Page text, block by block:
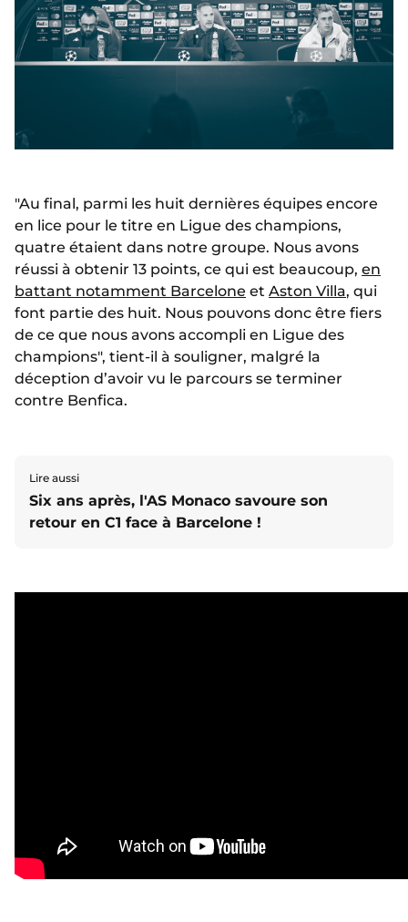
"Au final, parmi les huit dernières équipes encore
en lice pour le titre en Ligue des champions,
quatre étaient dans notre groupe. Nous avons
réussi à obtenir 13 points, ce qui est beaucoup, en
battant notamment Barcelone et Aston Villa, qui
font partie des huit. Nous pouvons donc être fiers
de ce que nous avons accompli en Ligue des
champions", tient-il à souligner, malgré la
déception d’avoir vu le parcours se terminer
contre Benfica.
Lire aussi
Six ans après, l'AS Monaco savoure son
retour en C1 face à Barcelone !